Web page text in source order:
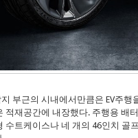
부근의 시내에서만큼은 EV주행
재공간에 내장했다. 주행용 배
트케이스나 네 개의 46인치 골